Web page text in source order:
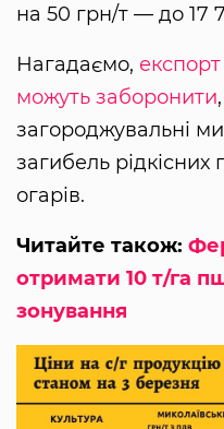
на 50 грн/т — до 17
Нагадаємо,
можуть заборонити
загороджувальні
загибель рідкісних
огарів.
Читайте також:
отримати 10 т/га
зонування